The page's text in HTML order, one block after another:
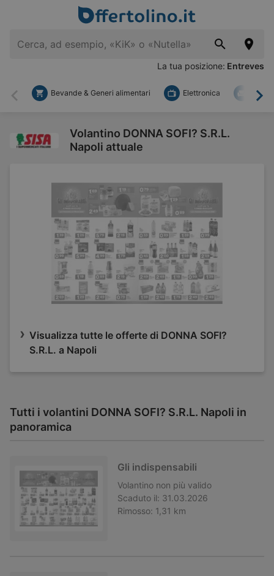
La tua posizione: Entreves
Indietro
Bevande & Generi alimentari Elettronica Fai
Volantino DONNA SOFI? S.R.L.
Napoli attuale
Visualizza tutte le offerte di DONNA SOFI?
S.R.L. a Napoli
Tutti i volantini DONNA SOFI? S.R.L. Napoli in
panoramica
Gli indispensabili
Volantino non più valido
Scaduto il: 31.03.2026
Rimosso: 1,31 km